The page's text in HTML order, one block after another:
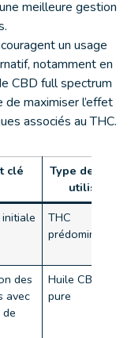
meilleure gestion
un usage
notamment en
CBD full spectrum
maximiser l’effet
associés au THC.
clé
Type de CBD
utilisé
THC
prédominant
des
avec
de
Huile CBD
pure